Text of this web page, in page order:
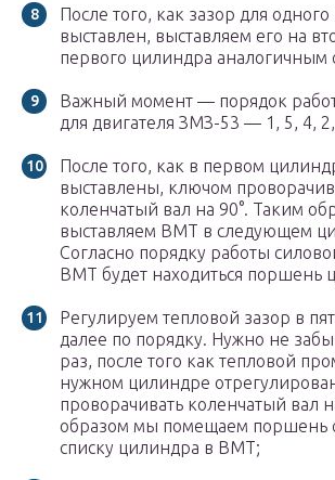
После того, как зазор для
выставлен, выставляем его на
первого цилиндра аналогичным
Важный момент — порядок
для двигателя ЗМЗ-53 — 1, 5, 4,
После того, как в первом
выставлены, ключом
коленчатый вал на 90°. Таким
выставляем ВМТ в следующем
Согласно порядку работы
ВМТ будет находиться поршень
Регулируем тепловой зазор в
далее по порядку. Нужно не
раз, после того как тепловой
нужном цилиндре
проворачивать коленчатый вал
образом мы помещаем поршень
списку цилиндра в ВМТ;